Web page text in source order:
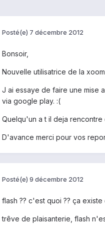
Posté(e) 7 décembre 2012
Bonsoir,
Nouvelle utilisatrice de la
J ai essaye de faire une mise
via google play. :(
Quelqu'un a t il deja rencontre
D'avance merci pour vos
Posté(e) 9 décembre 2012
flash ?? c'est quoi ?? ça existe
trêve de plaisanterie, flash